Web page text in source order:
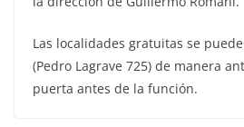
Las localidades gratuitas se
(Pedro Lagrave 725) de manera
puerta antes de la función.